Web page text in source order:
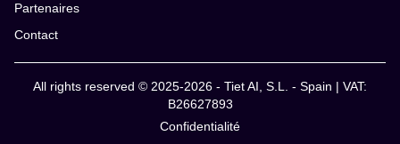
Partenaires
Contact
All rights reserved © 2025-2026 - Tiet AI, S.L. - Spain | VAT:
B26627893
Confidentialité